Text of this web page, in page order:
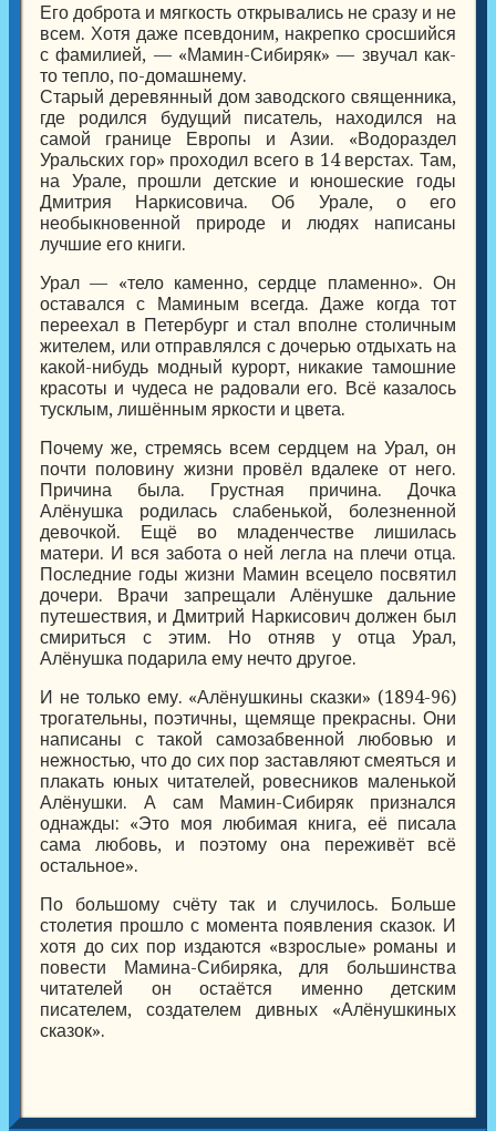
Его доброта и мягкость открывались не сразу и не
всем. Хотя даже псевдоним, накрепко сросшийся
с фамилией, — «Мамин-Сибиряк» — звучал как-
то тепло, по-домашнему.
Старый деревянный дом заводского священника,
где родился будущий писатель, находился на
самой границе Европы и Азии. «Водораздел
Уральских гор» проходил всего в 14 верстах. Там,
на Урале, прошли детские и юношеские годы
Дмитрия Наркисовича. Об Урале, о его
необыкновенной природе и людях написаны
лучшие его книги.
Урал — «тело каменно, сердце пламенно». Он
оставался с Маминым всегда. Даже когда тот
переехал в Петербург и стал вполне столичным
жителем, или отправлялся с дочерью отдыхать на
какой-нибудь модный курорт, никакие тамошние
красоты и чудеса не радовали его. Всё казалось
тусклым, лишённым яркости и цвета.
Почему же, стремясь всем сердцем на Урал, он
почти половину жизни провёл вдалеке от него.
Причина была. Грустная причина. Дочка
Алёнушка родилась слабенькой, болезненной
девочкой. Ещё во младенчестве лишилась
матери. И вся забота о ней легла на плечи отца.
Последние годы жизни Мамин всецело посвятил
дочери. Врачи запрещали Алёнушке дальние
путешествия, и Дмитрий Наркисович должен был
смириться с этим. Но отняв у отца Урал,
Алёнушка подарила ему нечто другое.
И не только ему. «Алёнушкины сказки» (1894-96)
трогательны, поэтичны, щемяще прекрасны. Они
написаны с такой самозабвенной любовью и
нежностью, что до сих пор заставляют смеяться и
плакать юных читателей, ровесников маленькой
Алёнушки. А сам Мамин-Сибиряк признался
однажды: «Это моя любимая книга, её писала
сама любовь, и поэтому она переживёт всё
остальное».
По большому счёту так и случилось. Больше
столетия прошло с момента появления сказок. И
хотя до сих пор издаются «взрослые» романы и
повести Мамина-Сибиряка, для большинства
читателей он остаётся именно детским
писателем, создателем дивных «Алёнушкиных
сказок».